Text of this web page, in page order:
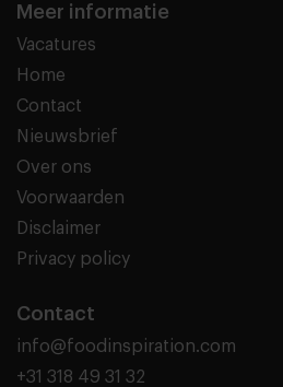
Meer informatie
Vacatures
Home
Contact
Nieuwsbrief
Over ons
Voorwaarden
Disclaimer
Privacy policy
Contact
info@foodinspiration.com
+31 318 49 31 32